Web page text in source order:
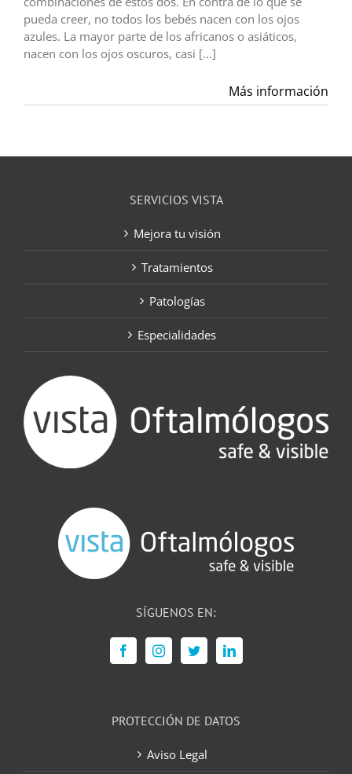
pueda creer, no todos los bebés nacen con los ojos
azules. La mayor parte de los africanos o asiáticos,
nacen con los ojos oscuros, casi [...]
Más información
SERVICIOS VISTA
Mejora tu visión
Tratamientos
Patologías
Especialidades
SÍGUENOS EN:
PROTECCIÓN DE DATOS
Aviso Legal